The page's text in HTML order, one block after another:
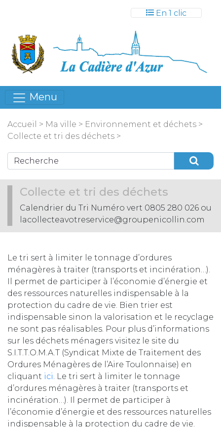
En 1 clic
Menu
Accueil > Ma ville > Environnement et déchets >
Collecte et tri des déchets >
Collecte et tri des déchets
Calendrier du Tri Numéro vert 0805 280 026 ou
lacollecteavotreservice@groupenicollin.com
Le tri sert à limiter le tonnage d’ordures
ménagères à traiter (transports et incinération…).
Il permet de participer à l’économie d’énergie et
des ressources naturelles indispensable à la
protection du cadre de vie. Bien trier est
indispensable sinon la valorisation et le recyclage
ne sont pas réalisables. Pour plus d’informations
sur les déchets ménagers visitez le site du
S.I.T.T.O.M.A.T (Syndicat Mixte de Traitement des
Ordures Ménagères de l’Aire Toulonnaise) en
cliquant ici. Le tri sert à limiter le tonnage
d’ordures ménagères à traiter (transports et
incinération…). Il permet de participer à
l’économie d’énergie et des ressources naturelles
indispensable à la protection du cadre de vie.